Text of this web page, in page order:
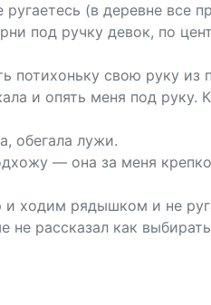
(в деревне все
под ручку девок, по
потихоньку свою руку из
и опять меня под
обегала лужи.
— она за меня
и ходим рядышком и не
не рассказал как